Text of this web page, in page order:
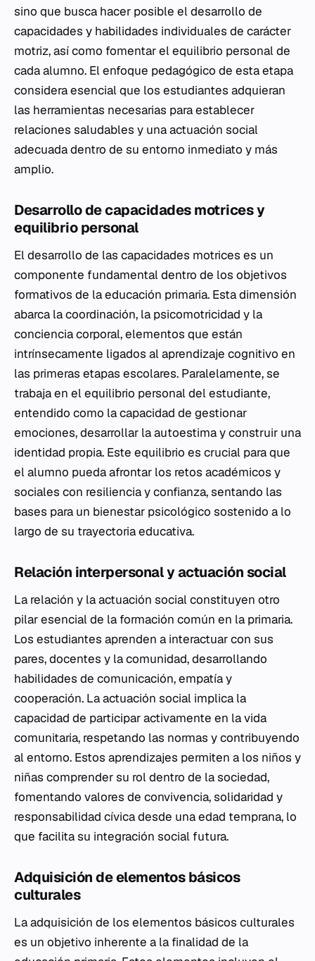
sino que busca hacer posible el desarrollo de
capacidades y habilidades individuales de carácter
motriz, así como fomentar el equilibrio personal de
cada alumno. El enfoque pedagógico de esta etapa
considera esencial que los estudiantes adquieran
las herramientas necesarias para establecer
relaciones saludables y una actuación social
adecuada dentro de su entorno inmediato y más
amplio.
Desarrollo de capacidades motrices y
equilibrio personal
El desarrollo de las capacidades motrices es un
componente fundamental dentro de los objetivos
formativos de la educación primaria. Esta dimensión
abarca la coordinación, la psicomotricidad y la
conciencia corporal, elementos que están
intrínsecamente ligados al aprendizaje cognitivo en
las primeras etapas escolares. Paralelamente, se
trabaja en el equilibrio personal del estudiante,
entendido como la capacidad de gestionar
emociones, desarrollar la autoestima y construir una
identidad propia. Este equilibrio es crucial para que
el alumno pueda afrontar los retos académicos y
sociales con resiliencia y confianza, sentando las
bases para un bienestar psicológico sostenido a lo
largo de su trayectoria educativa.
Relación interpersonal y actuación social
La relación y la actuación social constituyen otro
pilar esencial de la formación común en la primaria.
Los estudiantes aprenden a interactuar con sus
pares, docentes y la comunidad, desarrollando
habilidades de comunicación, empatía y
cooperación. La actuación social implica la
capacidad de participar activamente en la vida
comunitaria, respetando las normas y contribuyendo
al entorno. Estos aprendizajes permiten a los niños y
niñas comprender su rol dentro de la sociedad,
fomentando valores de convivencia, solidaridad y
responsabilidad cívica desde una edad temprana, lo
que facilita su integración social futura.
Adquisición de elementos básicos
culturales
La adquisición de los elementos básicos culturales
es un objetivo inherente a la finalidad de la